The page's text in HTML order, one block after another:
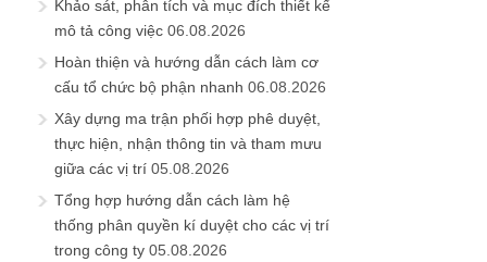
Khảo sát, phân tích và mục đích thiết kế
mô tả công việc 06.08.2026
Hoàn thiện và hướng dẫn cách làm cơ
cấu tổ chức bộ phận nhanh 06.08.2026
Xây dựng ma trận phối hợp phê duyệt,
thực hiện, nhận thông tin và tham mưu
giữa các vị trí 05.08.2026
Tổng hợp hướng dẫn cách làm hệ
thống phân quyền kí duyệt cho các vị trí
trong công ty 05.08.2026